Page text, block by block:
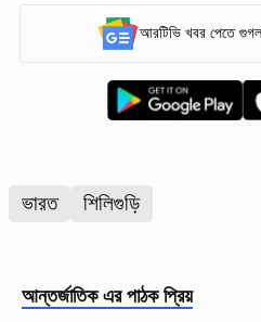
আরটিভি খবর পেতে
ভারত শিলিগুড়ি
আন্তর্জাতিক এর পাঠক প্রিয়